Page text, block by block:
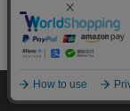
HOME 探す